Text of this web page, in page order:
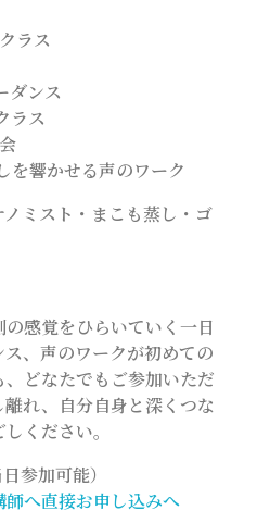
ラス
ダンス
ラス
を響かせる声のワーク
ミスト・まこも蒸し・ゴ
感覚をひらいていく一日
、声のワークが初めての
どなたでもご参加いただ
れ、自分自身と深くつな
ください。
参加可能）
へ直接お申し込みへ